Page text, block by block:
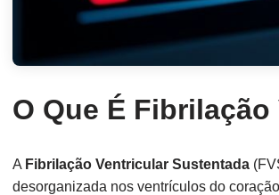
O Que É
A Fibrilação Ventricular Sustentada
desorganizada nos ventrículos do